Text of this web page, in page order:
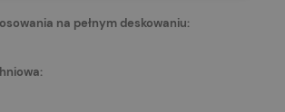
na pełnym deskowaniu: